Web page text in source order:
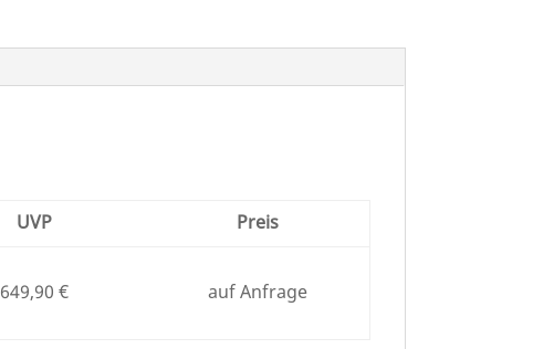
UVP
Preis
649,90 €
auf Anfrage